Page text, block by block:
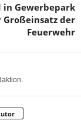
in Gewerbepark
Großeinsatz der
Feuerwehr